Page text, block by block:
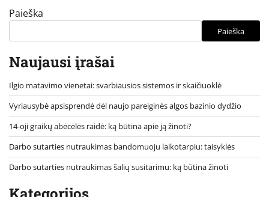
Paieška
Paieška
Naujausi įrašai
Ilgio matavimo vienetai: svarbiausios sistemos ir skaičiuoklė
Vyriausybė apsisprendė dėl naujo pareiginės algos bazinio dydžio
14-oji graikų abėcėlės raidė: ką būtina apie ją žinoti?
Darbo sutarties nutraukimas bandomuoju laikotarpiu: taisyklės
Darbo sutarties nutraukimas šalių susitarimu: ką būtina žinoti